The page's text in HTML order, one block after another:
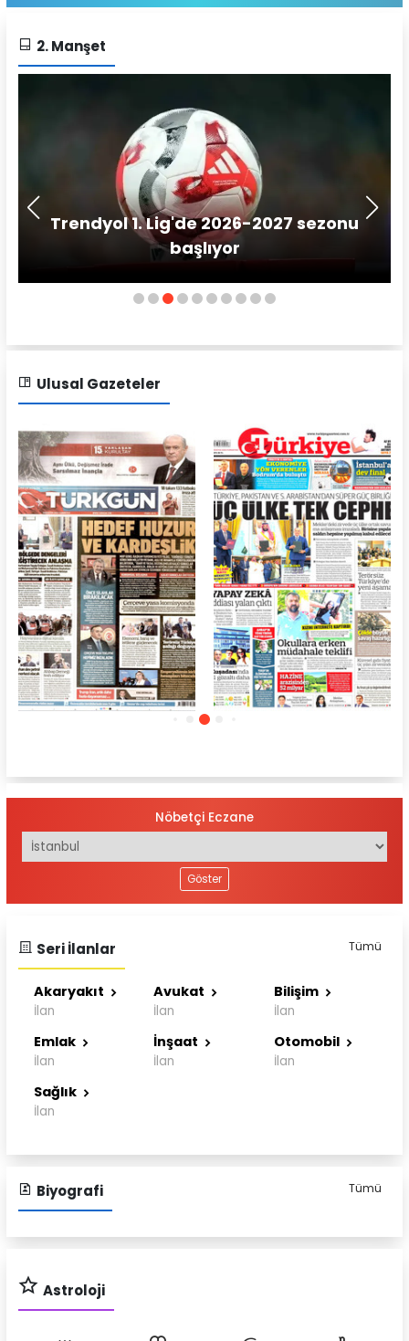
2. Manşet
Trendyol 1. Lig'de 2026-2027 sezonu
başlıyor
Ulusal Gazeteler
Nöbetçi Eczane
Göster
Seri İlanlar Tümü
Akaryakıt
İlan
Avukat
İlan
Bilişim
İlan
Emlak
İlan
İnşaat
İlan
Otomobil
İlan
Sağlık
İlan
Biyografi Tümü
Astroloji